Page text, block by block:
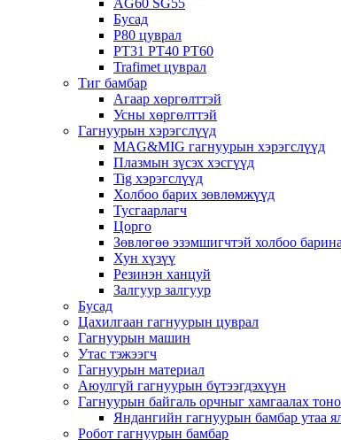
AG60 SG55
Бусад
P80 цуврал
PT31 PT40 PT60
Trafimet цуврал
Тиг бамбар
Агаар хөргөлттэй
Усны хөргөлттэй
Гагнуурын хэрэгслүүд
MAG&MIG гагнуурын хэрэгслүүд
Плазмын зүсэх хэсгүүд
Tig хэрэгслүүд
Холбоо барих зөвлөмжүүд
Тусгаарлагч
Цорго
Зөвлөгөө эзэмшигчтэй холбоо
Хун хүзүү
Резинэн ханцуй
Залгуур залгуур
Бусад
Цахилгаан гагнуурын цуврал
Гагнуурын машин
Утас тэжээгч
Гагнуурын материал
Аюулгүй гагнуурын бүтээгдэхүүн
Гагнуурын байгаль орчныг хамгаалах
Яндангийн гагнуурын бамбар утаа
Робот гагнуурын бамбар